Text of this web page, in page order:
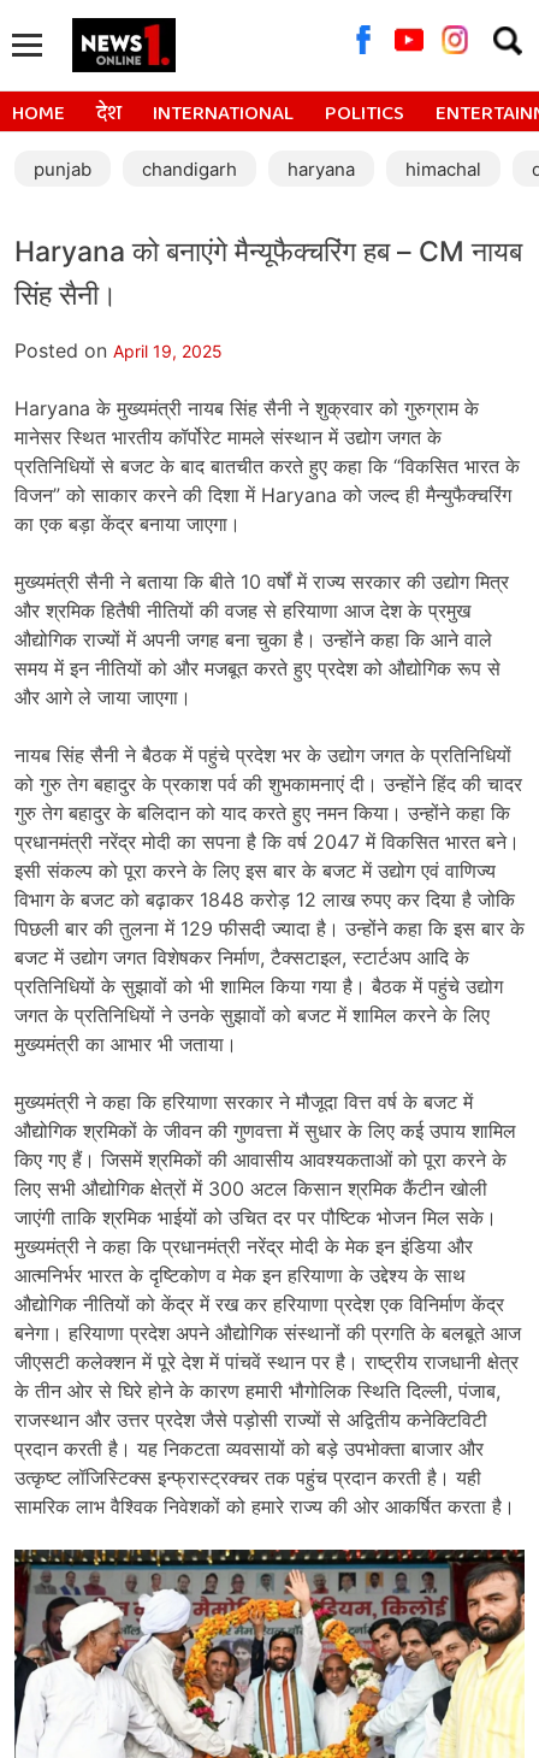
for:
HOME देश INTERNATIONAL POLITICS
punjab chandigarh haryana himachal
Haryana को बनाएंगे मैन्यूफैक्चरिंग हब – CM नायब
सिंह सैनी।
Posted on April 19, 2025
Haryana के मुख्यमंत्री नायब सिंह सैनी ने शुक्रवार को गुरुग्राम के
मानेसर स्थित भारतीय कॉर्पोरेट मामले संस्थान में उद्योग जगत के
प्रतिनिधियों से बजट के बाद बातचीत करते हुए कहा कि “विकसित भारत के
विजन” को साकार करने की दिशा में Haryana को जल्द ही मैन्युफैक्चरिंग
का एक बड़ा केंद्र बनाया जाएगा।
मुख्यमंत्री सैनी ने बताया कि बीते 10 वर्षों में राज्य सरकार की उद्योग मित्र
और श्रमिक हितैषी नीतियों की वजह से हरियाणा आज देश के प्रमुख
औद्योगिक राज्यों में अपनी जगह बना चुका है। उन्होंने कहा कि आने वाले
समय में इन नीतियों को और मजबूत करते हुए प्रदेश को औद्योगिक रूप से
और आगे ले जाया जाएगा।
नायब सिंह सैनी ने बैठक में पहुंचे प्रदेश भर के उद्योग जगत के प्रतिनिधियों
को गुरु तेग बहादुर के प्रकाश पर्व की शुभकामनाएं दी। उन्होंने हिंद की चादर
गुरु तेग बहादुर के बलिदान को याद करते हुए नमन किया। उन्होंने कहा कि
प्रधानमंत्री नरेंद्र मोदी का सपना है कि वर्ष 2047 में विकसित भारत बने।
इसी संकल्प को पूरा करने के लिए इस बार के बजट में उद्योग एवं वाणिज्य
विभाग के बजट को बढ़ाकर 1848 करोड़ 12 लाख रुपए कर दिया है जोकि
पिछली बार की तुलना में 129 फीसदी ज्यादा है। उन्होंने कहा कि इस बार के
बजट में उद्योग जगत विशेषकर निर्माण, टैक्सटाइल, स्टार्टअप आदि के
प्रतिनिधियों के सुझावों को भी शामिल किया गया है। बैठक में पहुंचे उद्योग
जगत के प्रतिनिधियों ने उनके सुझावों को बजट में शामिल करने के लिए
मुख्यमंत्री का आभार भी जताया।
मुख्यमंत्री ने कहा कि हरियाणा सरकार ने मौजूदा वित्त वर्ष के बजट में
औद्योगिक श्रमिकों के जीवन की गुणवत्ता में सुधार के लिए कई उपाय शामिल
किए गए हैं। जिसमें श्रमिकों की आवासीय आवश्यकताओं को पूरा करने के
लिए सभी औद्योगिक क्षेत्रों में 300 अटल किसान श्रमिक कैंटीन खोली
जाएंगी ताकि श्रमिक भाईयों को उचित दर पर पौष्टिक भोजन मिल सके।
मुख्यमंत्री ने कहा कि प्रधानमंत्री नरेंद्र मोदी के मेक इन इंडिया और
आत्मनिर्भर भारत के दृष्टिकोण व मेक इन हरियाणा के उद्देश्य के साथ
औद्योगिक नीतियों को केंद्र में रख कर हरियाणा प्रदेश एक विनिर्माण केंद्र
बनेगा। हरियाणा प्रदेश अपने औद्योगिक संस्थानों की प्रगति के बलबूते आज
जीएसटी कलेक्शन में पूरे देश में पांचवें स्थान पर है। राष्ट्रीय राजधानी क्षेत्र
के तीन ओर से घिरे होने के कारण हमारी भौगोलिक स्थिति दिल्ली, पंजाब,
राजस्थान और उत्तर प्रदेश जैसे पड़ोसी राज्यों से अद्वितीय कनेक्टिविटी
प्रदान करती है। यह निकटता व्यवसायों को बड़े उपभोक्ता बाजार और
उत्कृष्ट लॉजिस्टिक्स इन्फ्रास्ट्रक्चर तक पहुंच प्रदान करती है। यही
सामरिक लाभ वैश्विक निवेशकों को हमारे राज्य की ओर आकर्षित करता है।